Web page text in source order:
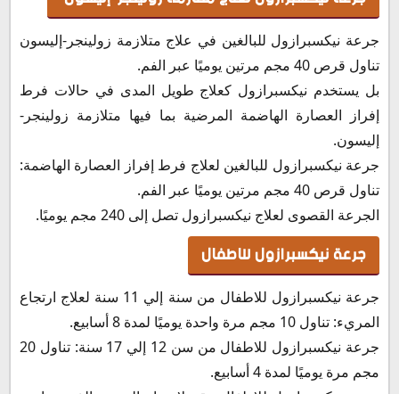
جرعة نيكسبرازول للبالغين في علاج متلازمة زولينجر-إليسون
تناول قرص 40 مجم مرتين يوميًا عبر الفم.
بل يستخدم نيكسبرازول كعلاج طويل المدى في حالات فرط
إفراز العصارة الهاضمة المرضية بما فيها متلازمة زولينجر-
إليسون.
جرعة نيكسبرازول للبالغين لعلاج فرط إفراز العصارة الهاضمة:
تناول قرص 40 مجم مرتين يوميًا عبر الفم.
الجرعة القصوى لعلاج نيكسبرازول تصل إلى 240 مجم يوميًا.
جرعة نيكسبرازول للاطفال
جرعة نيكسبرازول للاطفال من سنة إلي 11 سنة لعلاج ارتجاع
المريء: تناول 10 مجم مرة واحدة يوميًا لمدة 8 أسابيع.
جرعة نيكسبرازول للاطفال من سن 12 إلي 17 سنة: تناول 20
مجم مرة يوميًا لمدة 4 أسابيع.